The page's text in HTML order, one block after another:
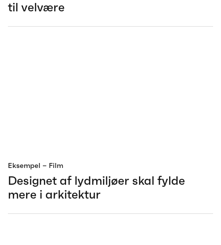
til velvære
Eksempel – Film
Designet af lydmiljøer skal fylde
mere i arkitektur